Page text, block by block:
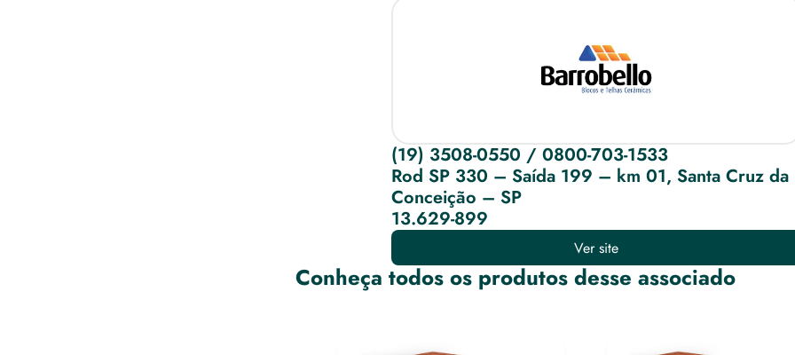
(19) 3508-0550 / 0800-703-1533
Rod SP 330 – Saída 199 – km 01, Santa Cruz da
Conceição – SP
13.629-899
Ver site
Conheça todos os produtos desse associado